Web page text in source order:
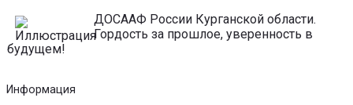
ДОСААФ России Курганской области.
Гордость за прошлое, уверенность в
будущем!
Информация